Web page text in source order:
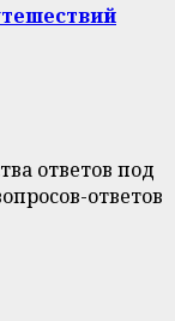
ответов под
ответов